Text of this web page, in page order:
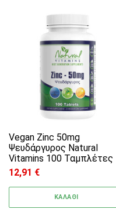
Vegan Zinc 50mg
Ψευδάργυρος Natural
Vitamins 100 Ταμπλέτες
12,91 €
ΚΑΛΑΘΙ